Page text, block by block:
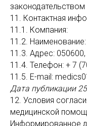
11. Контактная
11.1. Компания:
11.2. Наименование:
11.3. Адрес:
11.4. Телефон: + 7
11.5. E-mail:
Дата публикации
12. Условия
медицинской
Информированное